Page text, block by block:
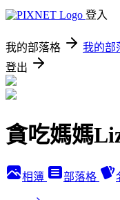
登入
我的部落格 我的部
登出
貪吃媽媽
相簿 部落格